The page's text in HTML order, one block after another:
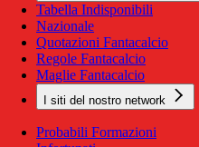
Tabella Indisponibili
Nazionale
Quotazioni Fantacalcio
Regole Fantacalcio
Maglie Fantacalcio
I siti del nostro network
Probabili Formazioni